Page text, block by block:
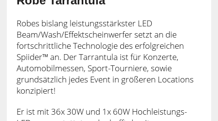
Robes bislang leistungsstärkster LED
Beam/Wash/Effektscheinwerfer setzt an die
fortschrittliche Technologie des erfolgreichen
Spiider™ an. Der Tarrantula ist für Konzerte,
Automobilmessen, Sport-Tourniere, sowie
grundsätzlich jedes Event in größeren Locations
konzipiert!
Er ist mit 36x 30W und 1x 60W Hochleistungs-